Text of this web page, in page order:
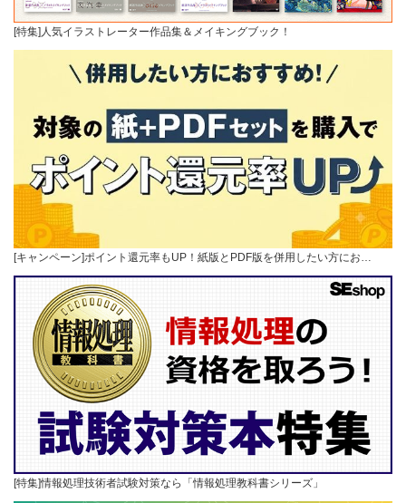
[特集]人気イラストレーター作品集＆メイキングブック！
[キャンペーン]ポイント還元率もUP！紙版とPDF版を併用したい方にお…
[特集]情報処理技術者試験対策なら「情報処理教科書シリーズ」